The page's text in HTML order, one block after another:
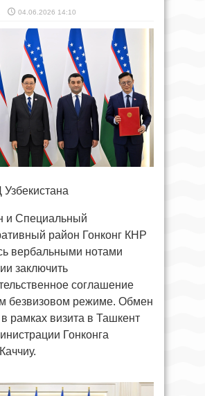
04.06.2026 14:10
и Специальный
район Гонконг КНР
вербальными нотами
заключить
соглашение
безвизовом режиме. Обмен
рамках визита в Ташкент
Гонконга